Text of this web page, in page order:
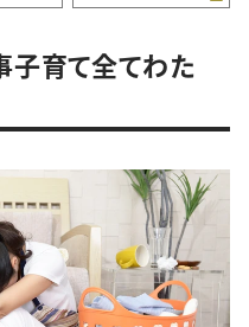
子育て全てわた